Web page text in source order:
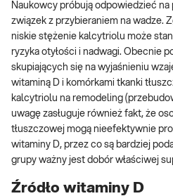
Naukowcy próbują odpowiedzieć na
związek z przybieraniem na wadze.
niskie stężenie kalcytriolu może
ryzyka otyłości i nadwagi. Obecnie
skupiających się na wyjaśnieniu
witaminą D i komórkami tkanki
kalcytriolu na remodeling
uwagę zasługuje również fakt, że
tłuszczowej mogą nieefektywnie
witaminy D, przez co są bardziej
grupy ważny jest dobór właściwej
Źródło witaminy D